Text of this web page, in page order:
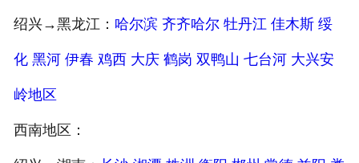
绍兴→黑龙江： 哈尔滨 齐齐哈尔 牡丹江 佳木斯 绥
化 黑河 伊春 鸡西 大庆 鹤岗 双鸭山 七台河 大兴安
岭地区
西南地区：